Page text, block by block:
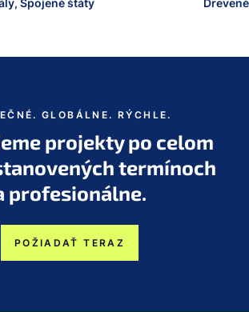
Spojené štáty
GLOBÁLNE. RÝCHLE.
projekty po celom
termínoch
profesionálne.
POŽIADAŤ TERAZ